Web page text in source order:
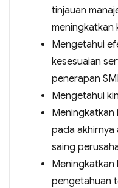
tinjauan
meningkatkan
Mengetahui
kesesuaian
penerapan
Mengetahui
Meningkatkan
pada akhirnya
saing
Meningkatkan
pengetahuan